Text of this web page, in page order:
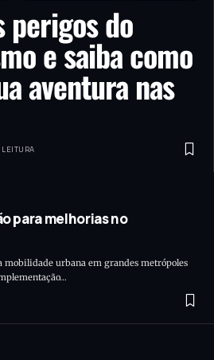
perigos do
e saiba como
aventura nas
para melhorias no
mobilidade urbana em grandes metrópoles